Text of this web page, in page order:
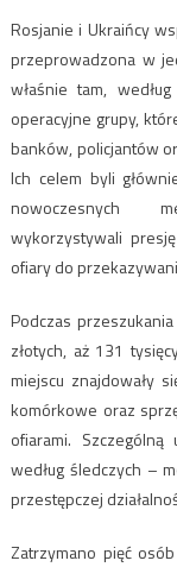
Rosjanie i Ukraińcy
przeprowadzona w
właśnie tam,
operacyjne grupy,
banków, policjantów
Ich celem byli
nowoczesnych
wykorzystywali
ofiary do
Podczas
złotych, aż 131
miejscu znajdowały
komórkowe oraz
ofiarami.
według śledczych –
przestępczej
Zatrzymano pięć